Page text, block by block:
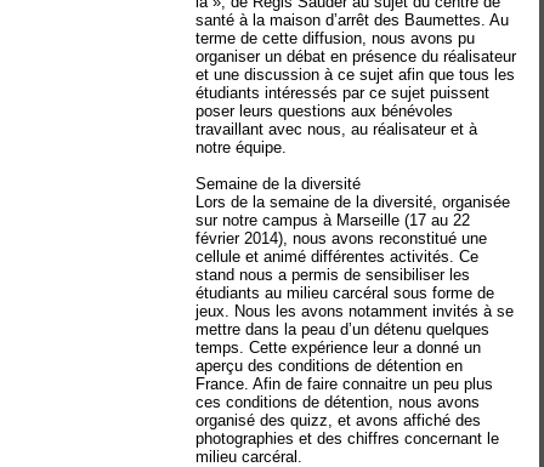
santé à la maison d’arrêt des Baumettes. Au
terme de cette diffusion, nous avons pu
organiser un débat en présence du réalisateur
et une discussion à ce sujet afin que tous les
étudiants intéressés par ce sujet puissent
poser leurs questions aux bénévoles
travaillant avec nous, au réalisateur et à
notre équipe.
Semaine de la diversité
Lors de la semaine de la diversité, organisée
sur notre campus à Marseille (17 au 22
février 2014), nous avons reconstitué une
cellule et animé différentes activités. Ce
stand nous a permis de sensibiliser les
étudiants au milieu carcéral sous forme de
jeux. Nous les avons notamment invités à se
mettre dans la peau d’un détenu quelques
temps. Cette expérience leur a donné un
aperçu des conditions de détention en
France. Afin de faire connaitre un peu plus
ces conditions de détention, nous avons
organisé des quizz, et avons affiché des
photographies et des chiffres concernant le
milieu carcéral.